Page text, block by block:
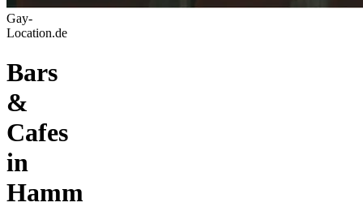
Gay-
Location.de
Bars
&
Cafes
in
Hamm